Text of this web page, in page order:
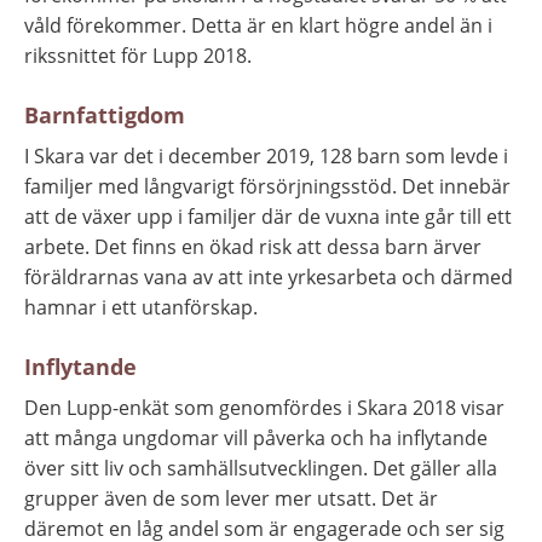
våld förekommer. Detta är en klart högre andel än i
rikssnittet för Lupp 2018.
Barnfattigdom
I Skara var det i december 2019, 128 barn som levde i
familjer med långvarigt försörjningsstöd. Det innebär
att de växer upp i familjer där de vuxna inte går till ett
arbete. Det finns en ökad risk att dessa barn ärver
föräldrarnas vana av att inte yrkesarbeta och därmed
hamnar i ett utanförskap.
Inflytande
Den Lupp-enkät som genomfördes i Skara 2018 visar
att många ungdomar vill påverka och ha inflytande
över sitt liv och samhällsutvecklingen. Det gäller alla
grupper även de som lever mer utsatt. Det är
däremot en låg andel som är engagerade och ser sig